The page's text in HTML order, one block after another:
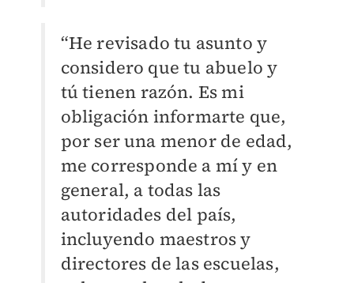
“He revisado tu asunto y
considero que tu abuelo y
tú tienen razón. Es mi
obligación informarte que,
por ser una menor de edad,
me corresponde a mí y en
general, a todas las
autoridades del país,
incluyendo maestros y
directores de las escuelas,